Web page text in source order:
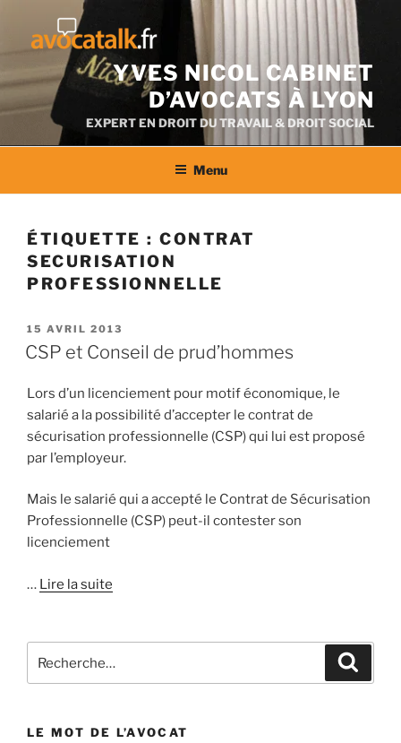
contenu
YVES NICOL CABINET
D’AVOCATS À LYON
EXPERT EN DROIT DU TRAVAIL & DROIT SOCIAL
Menu
ÉTIQUETTE :CONTRAT
SECURISATION
PROFESSIONNELLE
PUBLIÉ
LE
15 AVRIL 2013
CSP et Conseil de prud’hommes
Lors d’un licenciement pour motif économique, le
salarié a la possibilité d’accepter le contrat de
sécurisation professionnelle (CSP) qui lui est proposé
par l’employeur.
Mais le salarié qui a accepté le Contrat de Sécurisation
Professionnelle (CSP) peut-il contester son
licenciement
… Lire la suite
pour
LE MOT DE L’AVOCAT